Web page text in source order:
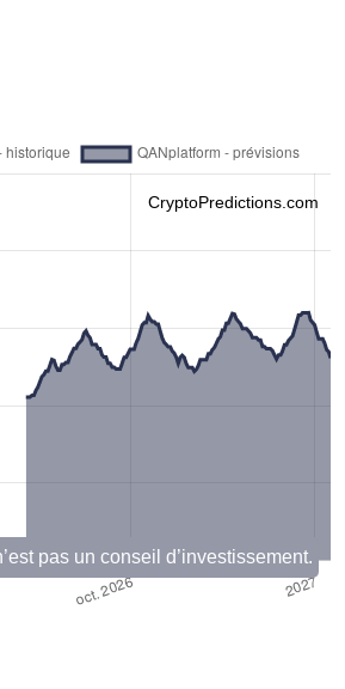
CryptoPredictions.com
pas un conseil d’investissement.